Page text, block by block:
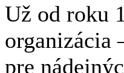
Už od roku
organizácia
pre